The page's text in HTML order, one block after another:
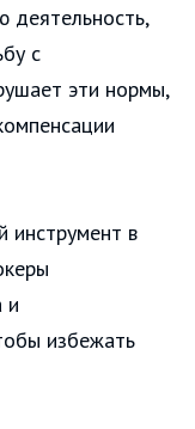
деятельность,
с
эти нормы,
в
и
избежать